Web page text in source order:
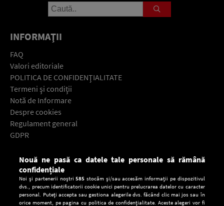
INFORMAŢII
FAQ
Valori editoriale
POLITICA DE CONFIDENŢIALITATE
Termeni şi condiţii
Notă de Informare
Despre cookies
Regulament general
GDPR
Descarcă gratuit aplicaţia Europa FM pentru smartphone:
Nouă ne pasă ca datele tale personale să rămână
confidențiale
Noi și partenerii noștri585 stocăm și/sau accesăm informații pe dispozitivul
dvs., precum identificatorii cookie unici pentru prelucrarea datelor cu caracter
personal. Puteți accepta sau gestiona alegerile dvs. făcând clic mai jos sau în
orice moment, pe pagina cu politica de confidențialitate. Aceste alegeri vor fi